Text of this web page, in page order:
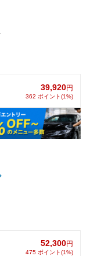
39,920円
362 ポイント(1%)
52,300円
475 ポイント(1%)